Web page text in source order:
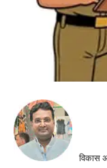
विकास